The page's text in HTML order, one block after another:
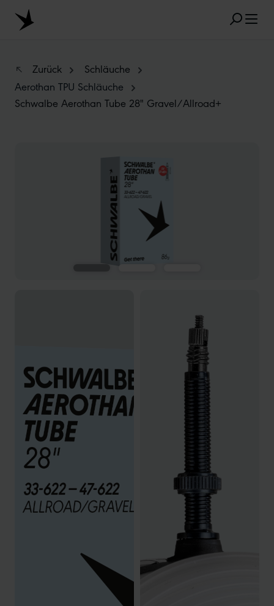
Zum Hauptinhalt springen
RECYCLING
GRÖSSENBEZEICHNUNG
ALBERT
Zurück
Schläuche
Aerothan TPU Schläuche
Schwalbe Aerothan Tube 28" Gravel/Allroad+